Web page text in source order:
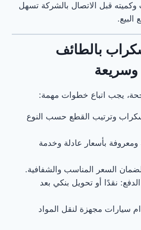
قبل الاتصال بالشركة تسهل
البيع.
بالطائف
وسريعة
يجب اتباع خطوات مهمة:
وترتيب القطع حسب النوع
ومعروفة بأسعار عادلة وخدمة
السعر المناسب والشفافية.
نقدًا أو تحويل بنكي بعد
سيارات مجهزة لنقل المواد